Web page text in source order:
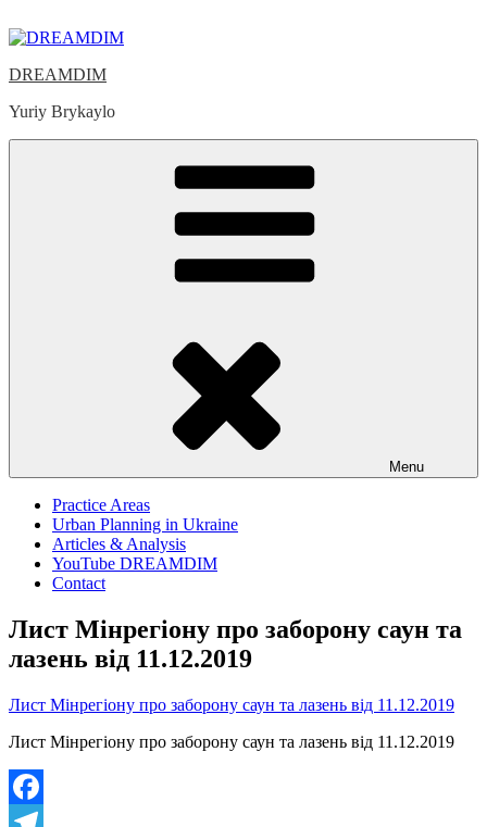
to
DREAMDIM
Yuriy Brykaylo
Menu
Practice Areas
Urban Planning in Ukraine
Articles & Analysis
YouTube DREAMDIM
Contact
Лист Мінрегіону про заборону саун та
лазень від 11.12.2019
Лист Мінрегіону про заборону саун та лазень від 11.12.2019
Лист Мінрегіону про заборону саун та лазень від 11.12.2019
Facebook